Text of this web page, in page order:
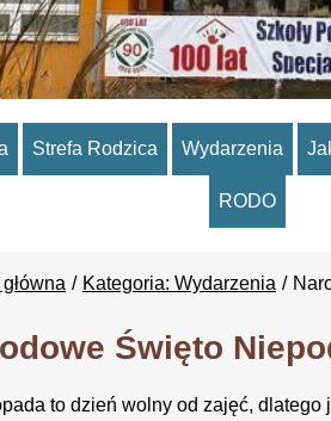
Strefa Rodzica Wydarzenia
RODO
Kategoria: Wydarzenia
Święto
to dzień wolny od zajęć,